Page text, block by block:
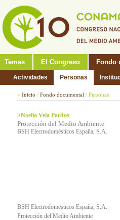
Temas El Congreso Fondo
Actividades Personas
> Inicio / Fondo documental / Personas
>Noelia Vela Pardos
Protección del Medio Ambiente
BSH Electrodomésticos España, S.A.
BSH Electrodomésticos España, S.A.
Protección del Medio Ambiente